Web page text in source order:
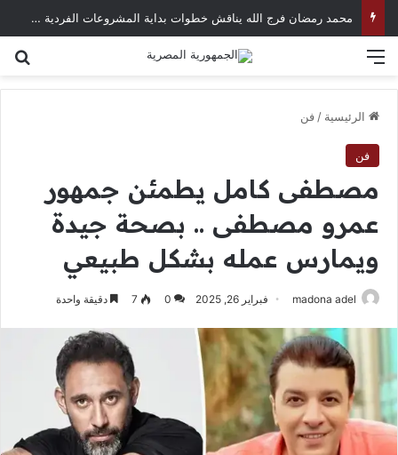
محمد رمضان فرج الله يناقش خطوات بداية المشروعات الفردية في العصر الرقمي
الرئيسية / فن
فن
مصطفى كامل يطمئن جمهور
عمرو مصطفى .. بصحة جيدة
ويمارس عمله بشكل طبيعي
madona adel فبراير 26, 2025 0
7 دقيقة واحدة